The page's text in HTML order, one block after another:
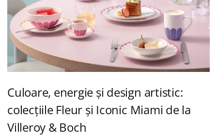
Culoare, energie și design artistic:
colecțiile Fleur și Iconic Miami de la
Villeroy & Boch